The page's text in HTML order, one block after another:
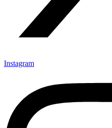
Instagram